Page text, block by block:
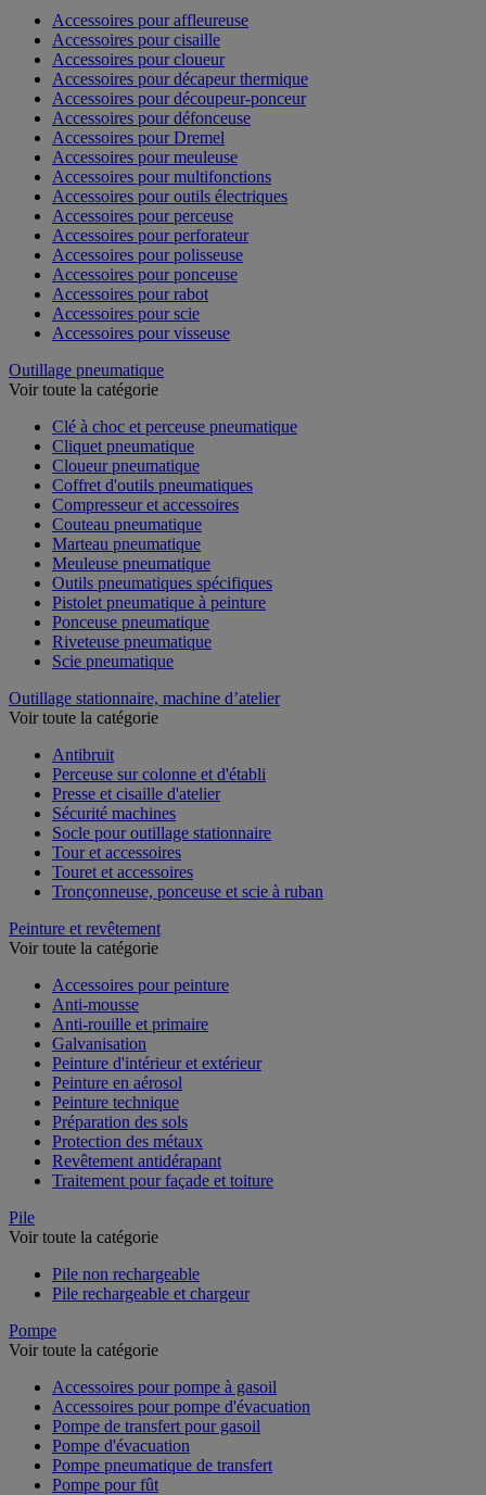
Accessoires pour affleureuse
Accessoires pour cisaille
Accessoires pour cloueur
Accessoires pour décapeur thermique
Accessoires pour découpeur-ponceur
Accessoires pour défonceuse
Accessoires pour Dremel
Accessoires pour meuleuse
Accessoires pour multifonctions
Accessoires pour outils électriques
Accessoires pour perceuse
Accessoires pour perforateur
Accessoires pour polisseuse
Accessoires pour ponceuse
Accessoires pour rabot
Accessoires pour scie
Accessoires pour visseuse
Outillage pneumatique
Voir toute la catégorie
Clé à choc et perceuse pneumatique
Cliquet pneumatique
Cloueur pneumatique
Coffret d'outils pneumatiques
Compresseur et accessoires
Couteau pneumatique
Marteau pneumatique
Meuleuse pneumatique
Outils pneumatiques spécifiques
Pistolet pneumatique à peinture
Ponceuse pneumatique
Riveteuse pneumatique
Scie pneumatique
Outillage stationnaire, machine d’atelier
Voir toute la catégorie
Antibruit
Perceuse sur colonne et d'établi
Presse et cisaille d'atelier
Sécurité machines
Socle pour outillage stationnaire
Tour et accessoires
Touret et accessoires
Tronçonneuse, ponceuse et scie à ruban
Peinture et revêtement
Voir toute la catégorie
Accessoires pour peinture
Anti-mousse
Anti-rouille et primaire
Galvanisation
Peinture d'intérieur et extérieur
Peinture en aérosol
Peinture technique
Préparation des sols
Protection des métaux
Revêtement antidérapant
Traitement pour façade et toiture
Pile
Voir toute la catégorie
Pile non rechargeable
Pile rechargeable et chargeur
Pompe
Voir toute la catégorie
Accessoires pour pompe à gasoil
Accessoires pour pompe d'évacuation
Pompe de transfert pour gasoil
Pompe d'évacuation
Pompe pneumatique de transfert
Pompe pour fût